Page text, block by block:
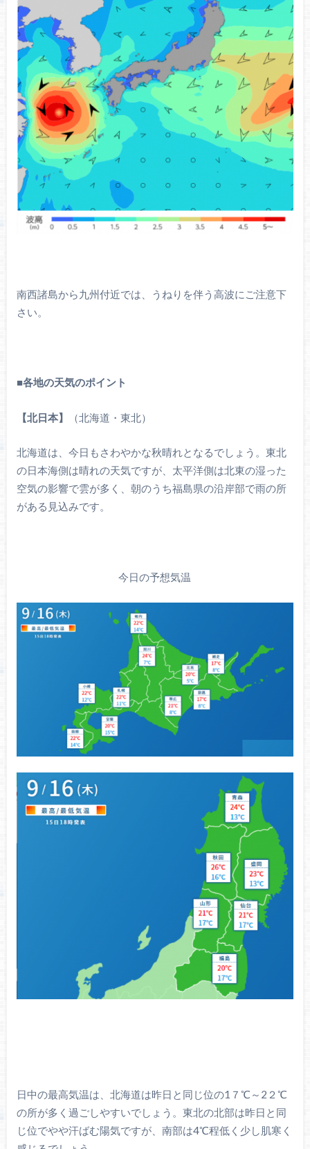
南西諸島から九州付近では、うねりを伴う高波にご注意下
さい。
■各地の天気のポイント
【北日本】 （北海道・東北）
北海道は、今日もさわやかな秋晴れとなるでしょう。東北
の日本海側は晴れの天気ですが、太平洋側は北東の湿った
空気の影響で雲が多く、朝のうち福島県の沿岸部で雨の所
がある見込みです。
今日の予想気温
日中の最高気温は、北海道は昨日と同じ位の1７℃～2２℃
の所が多く過ごしやすいでしょう。東北の北部は昨日と同
じ位でやや汗ばむ陽気ですが、南部は4℃程低く少し肌寒く